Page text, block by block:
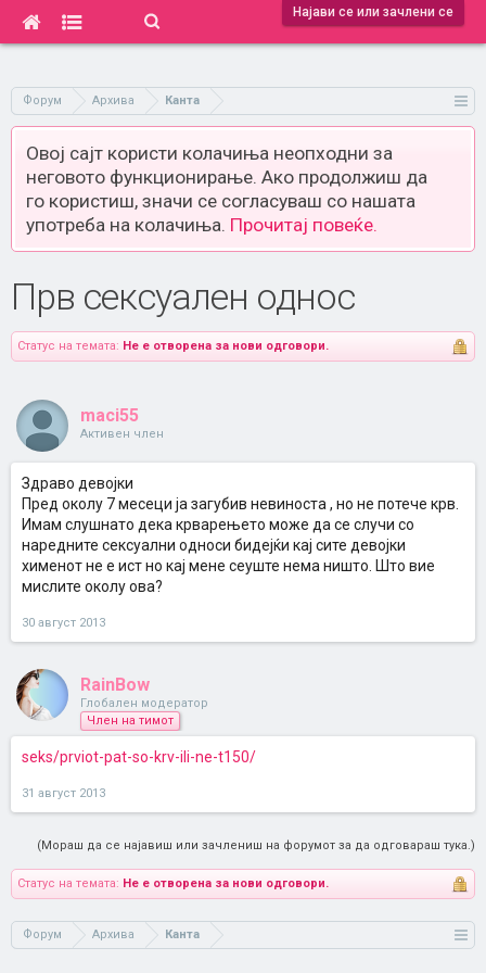
Најави се или зачлени се
Форум Архива Канта
Овој сајт користи колачиња неопходни за
неговото функционирање. Ако продолжиш да
го користиш, значи се согласуваш со нашата
употреба на колачиња. Прочитај повеќе.
Прв сексуален однос
Статус на темата: Не е отворена за нови одговори.
maci55
Активен член
Здраво девојки
Пред околу 7 месеци ја загубив невиноста , но не потече крв.
Имам слушнато дека крварењето може да се случи со
наредните сексуални односи бидејќи кај сите девојки
хименот не е ист но кај мене сеуште нема ништо. Што вие
мислите околу ова?
30 август 2013
RainBow
Глобален модератор
Член на тимот
seks/prviot-pat-so-krv-ili-ne-t150/
31 август 2013
(Мораш да се најавиш или зачлениш на форумот за да одговараш тука.)
Статус на темата: Не е отворена за нови одговори.
Форум Архива Канта